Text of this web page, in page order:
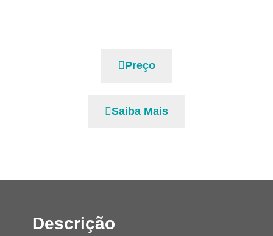
Preço
Saiba Mais
Descrição